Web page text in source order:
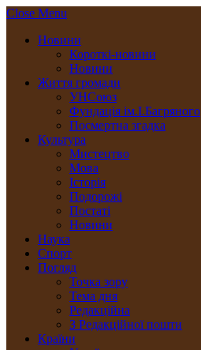
Close Menu
Новини
Короткі-новини
Новини
Життя громади
УНСоюз
Фундація ім.І.Багряного
Посмертна згадка
Культура
Мистецтво
Мова
Історія
Подорожі
Постаті
Новини
Наука
Спорт
Погляд
Точка зору
Тема дня
Редакційна
З Редакційної пошти
Країни